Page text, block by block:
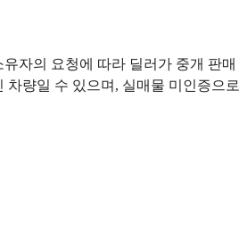
자의 요청에 따라 딜러가 중개 판매
차량일 수 있으며, 실매물 미인증으로